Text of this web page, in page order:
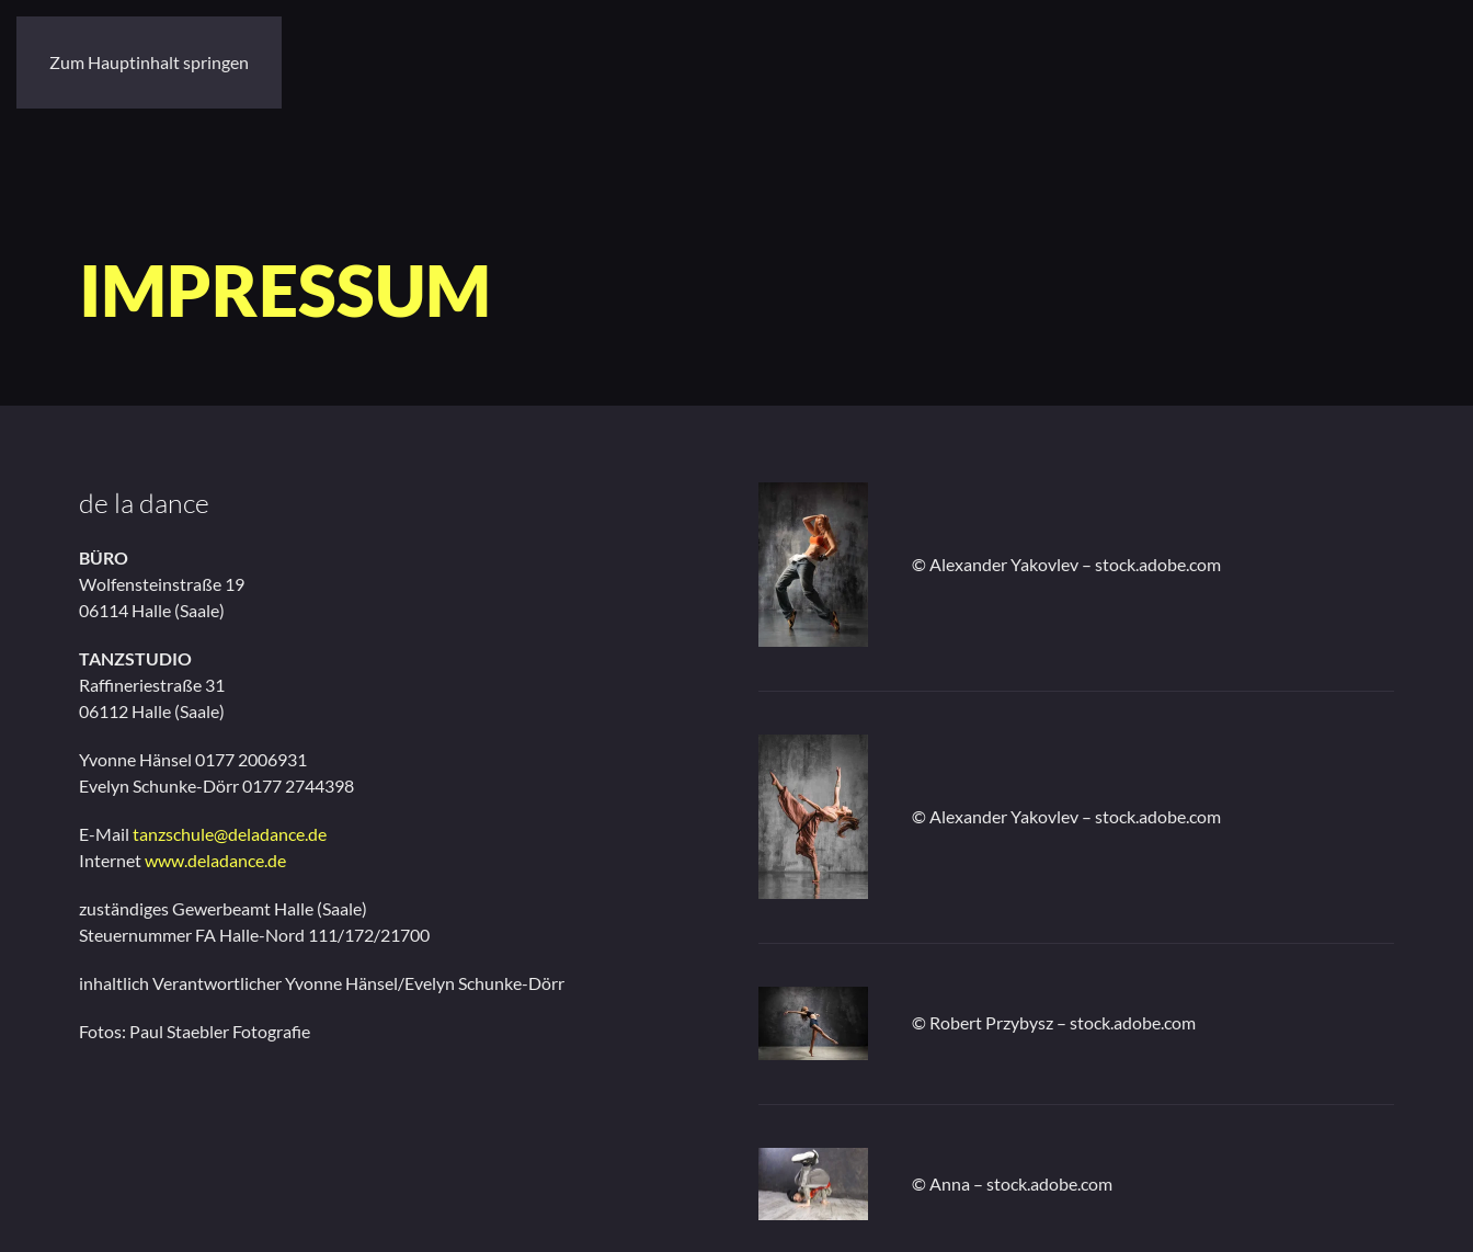
Zum Hauptinhalt springen
IMPRESSUM
de la dance
BÜRO
Wolfensteinstraße 19
06114 Halle (Saale)
TANZSTUDIO
Raffineriestraße 31
06112 Halle (Saale)
Yvonne Hänsel 0177 2006931
Evelyn Schunke-Dörr 0177 2744398
E-Mail tanzschule@deladance.de
Internetwww.deladance.de
zuständiges Gewerbeamt Halle (Saale)
Steuernummer FA Halle-Nord 111/172/21700
inhaltlich VerantwortlicherYvonne Hänsel/Evelyn Schunke-Dörr
Fotos: Paul Staebler Fotografie
© Alexander Yakovlev – stock.adobe.com
© Alexander Yakovlev – stock.adobe.com
© Robert Przybysz – stock.adobe.com
© Anna – stock.adobe.com